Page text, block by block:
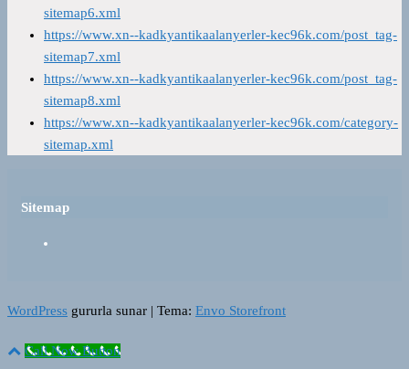
sitemap6.xml
https://www.xn--kadkyantikaalanyerler-kec96k.com/post_tag-
sitemap7.xml
https://www.xn--kadkyantikaalanyerler-kec96k.com/post_tag-
sitemap8.xml
https://www.xn--kadkyantikaalanyerler-kec96k.com/category-
sitemap.xml
Sitemap
WordPress gururla sunar | Tema: Envo Storefront
Call Now Button